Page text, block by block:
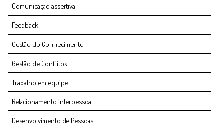
Comunicação assertiva
Feedback
Gestão do Conhecimento
Gestão de Conflitos
Trabalho em equipe
Relacionamento interpessoal
Desenvolvimento de Pessoas